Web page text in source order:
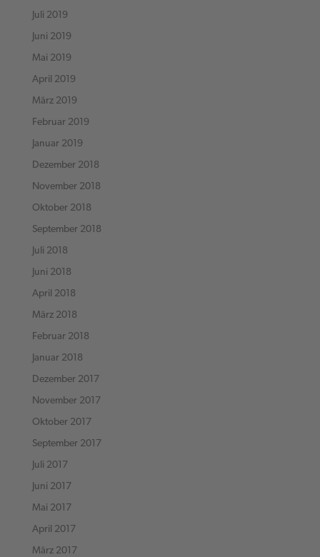
Juli 2019
Juni 2019
Mai 2019
April 2019
März 2019
Februar 2019
Januar 2019
Dezember 2018
November 2018
Oktober 2018
September 2018
Juli 2018
Juni 2018
April 2018
März 2018
Februar 2018
Januar 2018
Dezember 2017
November 2017
Oktober 2017
September 2017
Juli 2017
Juni 2017
Mai 2017
April 2017
März 2017